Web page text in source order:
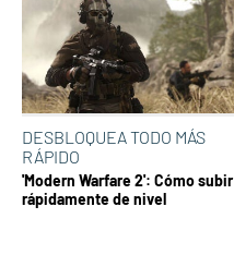
DESBLOQUEA TODO MÁS
RÁPIDO
'Modern Warfare 2': Cómo subir
rápidamente de nivel